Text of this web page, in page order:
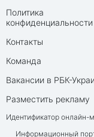
Политика
конфиденциальности
Контакты
Команда
Вакансии в РБК-
Разместить рекламу
Идентификатор онлайн-
Информационный